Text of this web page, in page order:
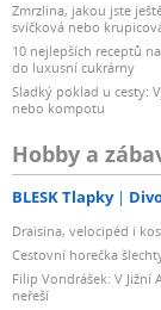
Zmrzlina, jakou jste
svíčková nebo
10 nejlepších receptů
do luxusní cukrárny
Sladký poklad u cesty:
nebo kompotu
Hobby a
BLESK Tlapky
Draisina, velocipéd i
Cestovní horečka
Filip Vondrášek: V
neřeší